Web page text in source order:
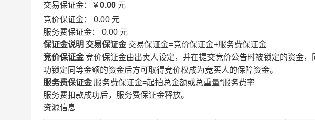
交易保证金：￥0.00 元
竞价保证金： 0.00 元
服务费保证金： 0.00 元
保证金说明 交易保证金 交易保证金=竞价保证金+服务费保证金
竞价保证金 竞价保证金由出卖人设定，并在提交竞价公告时被锁定的资金
功锁定同等金额的资金后方可取得竞价权成为竞买人的保障资金。
服务费保证金 服务费保证金=起拍总金额或总重量*服务费率
服务费扣款成功后，服务费保证金释放。
资源信息